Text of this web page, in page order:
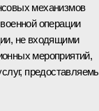
механизмов
операции
не входящими
мероприятий,